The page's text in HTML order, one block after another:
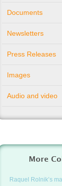
Documents
Newsletters
Press Releases
Images
Audio and video
More
Raquel Rolnik’s